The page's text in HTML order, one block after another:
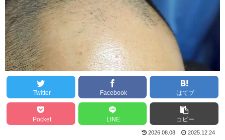
Twitter Facebook はてブ
Pocket LINE コピー
2026.08.08 2025.12.24